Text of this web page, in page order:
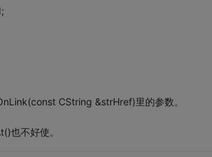
CString &strHref)里的参数。
也不好使。